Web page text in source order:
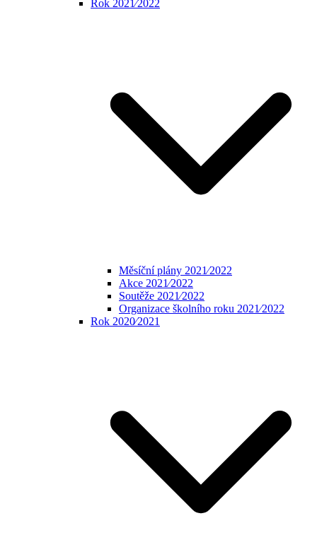
Rok 2021⁄2022
Měsíční plány 2021⁄2022
Akce 2021⁄2022
Soutěže 2021⁄2022
Organizace školního roku 2021⁄2022
Rok 2020⁄2021